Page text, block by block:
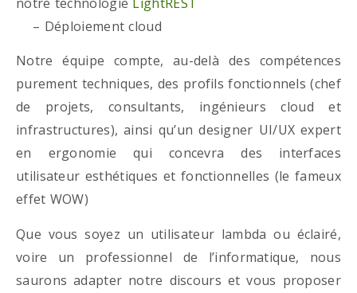
– Déploiement cloud
Notre équipe compte, au-delà des compétences
purement techniques, des profils fonctionnels (chef
de projets, consultants, ingénieurs cloud et
infrastructures), ainsi qu’un designer UI/UX expert
en ergonomie qui concevra des interfaces
utilisateur esthétiques et fonctionnelles (le fameux
effet WOW)
Que vous soyez un utilisateur lambda ou éclairé,
voire un professionnel de l’informatique, nous
saurons adapter notre discours et vous proposer